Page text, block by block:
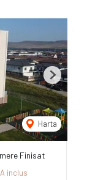
Harta
Next
Finisat
inclus